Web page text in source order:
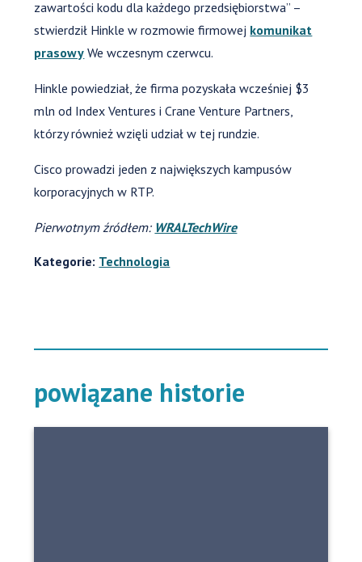
zawartości kodu dla każdego przedsiębiorstwa” –
stwierdził Hinkle w rozmowie firmowej komunikat
prasowy We wczesnym czerwcu.
Hinkle powiedział, że firma pozyskała wcześniej $3
mln od Index Ventures i Crane Venture Partners,
którzy również wzięli udział w tej rundzie.
Cisco prowadzi jeden z największych kampusów
korporacyjnych w RTP.
Pierwotnym źródłem: WRALTechWire
Kategorie: Technologia
powiązane historie